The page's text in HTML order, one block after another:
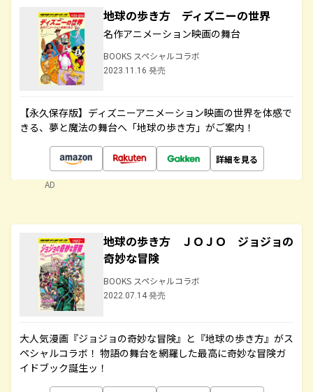
地球の歩き方 ディズニーの世界
名作アニメーション映画の舞台
BOOKS スペシャルコラボ
2023.11.16 発売
【永久保存版】ディズニーアニメーション映画の世界を体感で
きる、夢と魔法の舞台へ「地球の歩き方」がご案内！
詳細を見る
AD
地球の歩き方 ＪＯＪＯ ジョジョの
奇妙な冒険
BOOKS スペシャルコラボ
2022.07.14 発売
大人気漫画『ジョジョの奇妙な冒険』と『地球の歩き方』がス
ペシャルコラボ！ 物語の舞台を網羅した最高に奇妙な冒険ガ
イドブック誕生ッ！